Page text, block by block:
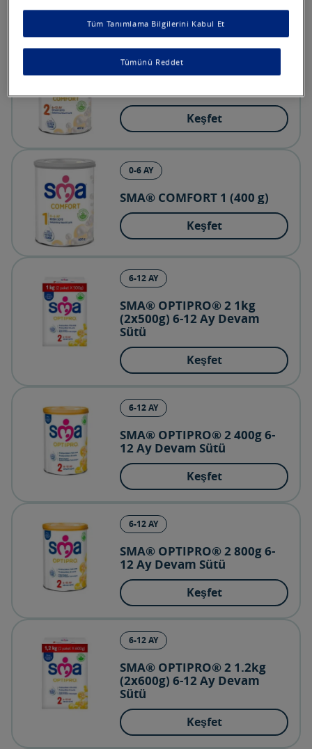
Keşfet
6-12 AY
Keşfet
0-6 AY
SMA® COMFORT 1 (400 g)
Keşfet
6-12 AY
SMA® OPTIPRO® 2 1kg
(2x500g) 6-12 Ay Devam
Sütü
Keşfet
6-12 AY
SMA® OPTIPRO® 2 400g 6-
12 Ay Devam Sütü
Keşfet
6-12 AY
SMA® OPTIPRO® 2 800g 6-
12 Ay Devam Sütü
Keşfet
6-12 AY
SMA® OPTIPRO® 2 1.2kg
(2x600g) 6-12 Ay Devam
Sütü
Keşfet
Tümünü Reddet
Tüm Tanımlama Bilgilerini Kabul Et